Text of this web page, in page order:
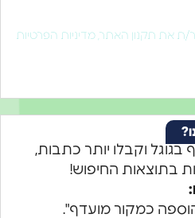
תקנון האתר, מדיניות הפרטיות
וקבלו יותר כתבות,
כמקור מועדף".